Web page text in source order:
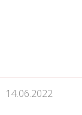
14.06.2022